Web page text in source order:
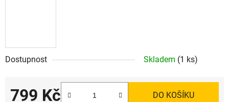
Dostupnost Skladem (1 ks)
799 Kč DO KOŠÍKU